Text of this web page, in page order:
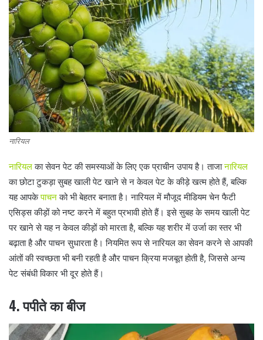
नारियल
नारियलका सेवन पेट की समस्याओं के लिए एक प्राचीन उपाय है। ताजानारियल
का छोटा टुकड़ा सुबह खाली पेट खाने से न केवल पेट के कीड़े खत्म होते हैं, बल्कि
यह आपकेपाचनको भी बेहतर बनाता है। नारियल में मौजूद मीडियम चेन फैटी
एसिड्स कीड़ों को नष्ट करने में बहुत प्रभावी होते हैं। इसे सुबह के समय खाली पेट
पर खाने से यह न केवल कीड़ों को मारता है, बल्कि यह शरीर में उर्जा का स्तर भी
बढ़ाता है और पाचन सुधारता है। नियमित रूप से नारियल का सेवन करने से आपकी
आंतों की स्वच्छता भी बनी रहती है और पाचन क्रिया मजबूत होती है, जिससे अन्य
पेट संबंधी विकार भी दूर होते हैं।
4. पपीते का बीज